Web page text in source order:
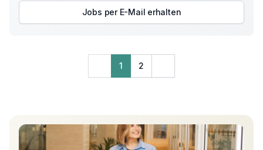
Jobs per E-Mail erhalten
1 2